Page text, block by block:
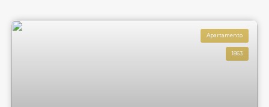
Apartamento
1863